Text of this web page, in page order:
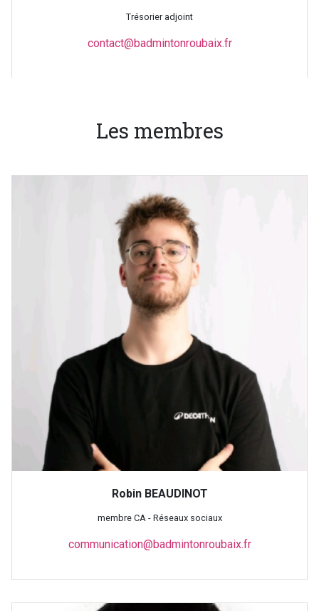
Trésorier adjoint
contact@badmintonroubaix.fr
Les membres
Robin BEAUDINOT
membre CA - Réseaux sociaux
communication@badmintonroubaix.fr